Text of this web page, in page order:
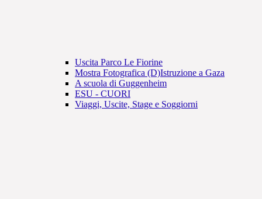
Uscita Parco Le Fiorine
Mostra Fotografica (D)Istruzione a Gaza
A scuola di Guggenheim
ESU - CUORI
Viaggi, Uscite, Stage e Soggiorni